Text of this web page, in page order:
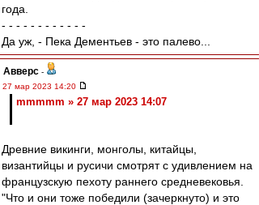
года.
- - - - - - - - - - - -
Да уж, - Пека Дементьев - это палево...
Авверс -
27 мар 2023 14:20
mmmmm » 27 мар 2023 14:07
Древние викинги, монголы, китайцы,
византийцы и русичи смотрят с удивлением на
французскую пехоту раннего средневековья.
"Что и они тоже победили (зачеркнуто) и это